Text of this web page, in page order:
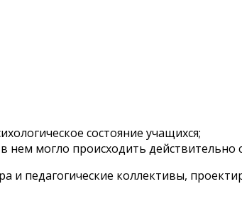
состояние учащихся;
нем могло происходить
и педагогические коллективы,